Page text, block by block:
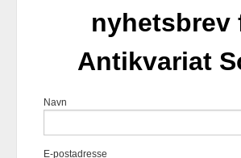
Kjøpsbetingelser
Nyhetsbrev
98254859- Foretaksregisteret
nyhetsbrev
Antikvariat
Navn
E-postadresse